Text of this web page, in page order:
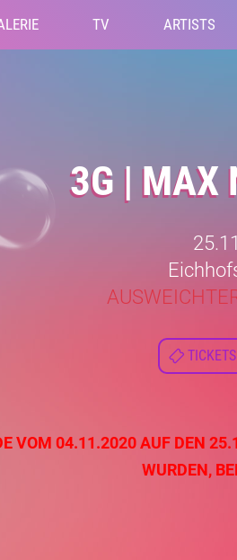
TV ARTISTS
3G | MAX
TICKETS
VOM 04.11.2020 AUF DEN
WURDEN,